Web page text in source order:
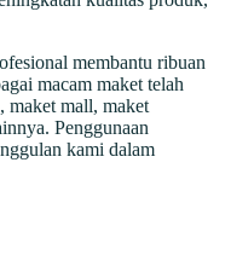
membantu ribuan
macam maket telah
maket mall, maket
Penggunaan
kami dalam